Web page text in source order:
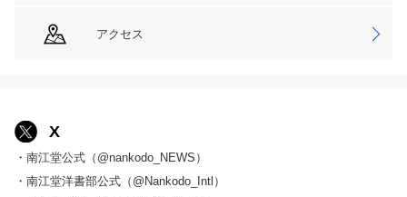
アクセス
X
・南江堂公式（@nankodo_NEWS）
・南江堂洋書部公式（@Nankodo_Intl）